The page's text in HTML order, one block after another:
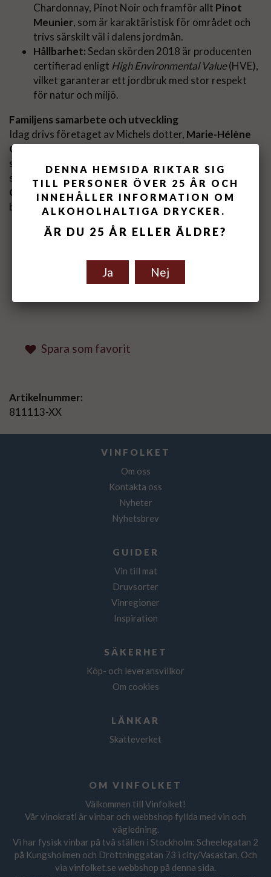
Chardonnay, Pinot Noir och framför allt Pinot
Meunier, som är karaktäristisk för området och
trivs särskilt väl i dalens jordmån.
Hållbarhet:Sedan skörden 2018 är producenten
certifierad enligt High Environmental Value(HVE),
vilket garanterar ett jordbruk med stor respekt
för natur och miljö.
Familjens samarbete och utveckling
Idag drivs företaget av Michels dotter, Marie-Hélène
Chaumont, som anslöt till verksamheten 1991 efter
sina studier i oenologi. En viktig vändpunkt för huset
skedde när Marie-Hélène gifte sig med François
Chaumont , en oenolog och producent från Grand Cru-
byn Puisieulx.
Spara som favorit
Artikelnummer:
811113-XX
VINFOLKET
Om oss
Kontakta oss
Nyheter
Nyhetsbrev
GUIDER
Vin till mat
Druvsorter
Vinregioner
Inspiration
SÄKERHET
Köp- och leveransvillkor
Om cookies
LÄNKAR
Skatteverket
OM VINFOLKET
Välkommen till Vinfolket!
Vår vinokrati är vinbar och webbshop fyllda med vin och
vägledning.
Vi har fysisk vinbar på två ställen i Stockholm: Scheelegatan 2
på Kungsholmen och Drottninggatan 73 i city/Vasastan. Och
via vinfolket.se webbshop på denna sida.
DENNA HEMSIDA RIKTAR SIG
TILL PERSONER ÖVER 25 ÅR OCH
INNEHÅLLER INFORMATION OM
ALKOHOLHALTIGA DRYCKER.
ÄR DU 25 ÅR ELLER ÄLDRE?
Ja Nej